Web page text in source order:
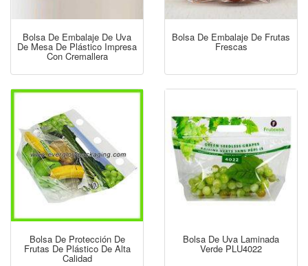
Bolsa De Embalaje De Uva
De Mesa De Plástico Impresa
Con Cremallera
Bolsa De Embalaje De Frutas
Frescas
Bolsa De Protección De
Frutas De Plástico De Alta
Calidad
Bolsa De Uva Laminada
Verde PLU4022